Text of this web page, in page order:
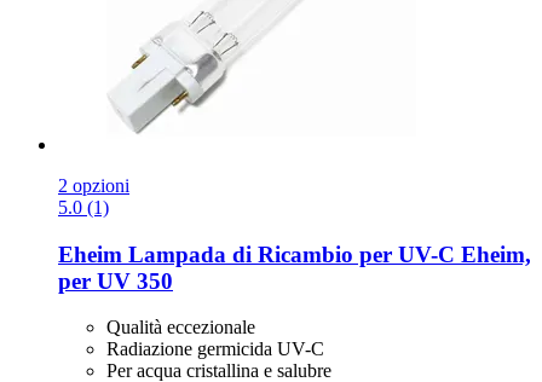
2 opzioni
5.0 (1)
Eheim Lampada di Ricambio per UV-​C Eheim,
per UV 350
Qualità eccezionale
Radiazione germicida UV-C
Per acqua cristallina e salubre